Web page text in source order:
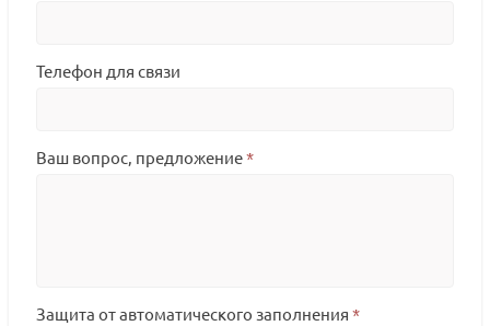
Телефон для связи
Ваш вопрос, предложение*
Защита от автоматического заполнения *